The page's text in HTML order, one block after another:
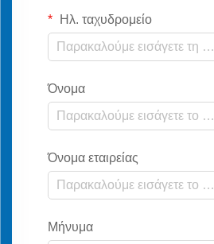
Ηλ. ταχυδρομείο
Όνομα
Όνομα εταιρείας
Μήνυμα